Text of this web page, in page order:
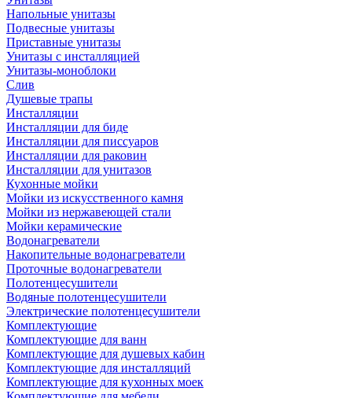
Напольные унитазы
Подвесные унитазы
Приставные унитазы
Унитазы с инсталляцией
Унитазы-моноблоки
Слив
Душевые трапы
Инсталляции
Инсталляции для биде
Инсталляции для писсуаров
Инсталляции для раковин
Инсталляции для унитазов
Кухонные мойки
Мойки из искусственного камня
Мойки из нержавеющей стали
Мойки керамические
Водонагреватели
Накопительные водонагреватели
Проточные водонагреватели
Полотенцесушители
Водяные полотенцесушители
Электрические полотенцесушители
Комплектующие
Комплектующие для ванн
Комплектующие для душевых кабин
Комплектующие для инсталляций
Комплектующие для кухонных моек